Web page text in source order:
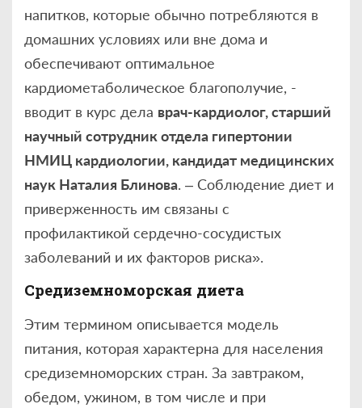
напитков, которые обычно потребляются в
домашних условиях или вне дома и
обеспечивают оптимальное
кардиометаболическое благополучие, -
вводит в курс дела врач-кардиолог, старший
научный сотрудник отдела гипертонии
НМИЦ кардиологии, кандидат медицинских
наук Наталия Блинова. – Соблюдение диет и
приверженность им связаны с
профилактикой сердечно-сосудистых
заболеваний и их факторов риска».
Средиземноморская диета
Этим термином описывается модель
питания, которая характерна для населения
средиземноморских стран. За завтраком,
обедом, ужином, в том числе и при